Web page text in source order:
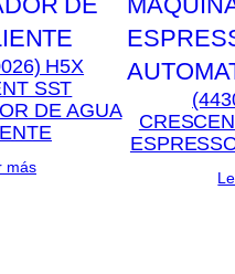
H5X
SST
DE AGUA
más